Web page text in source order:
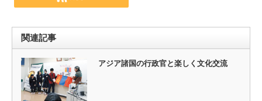
関連記事
アジア諸国の行政官と楽しく文化交流